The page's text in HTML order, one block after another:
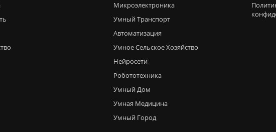
Микроэлектроника
Умный Транспорт
Автоматизация
Умное Сельское Хозяйство
Нейросети
Робототехника
Умный Дом
Умная Медицина
Умный Город